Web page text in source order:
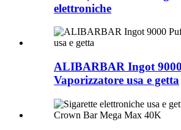
elettroniche
ALIBARBAR Ingot
Vaporizzatore usa e getta